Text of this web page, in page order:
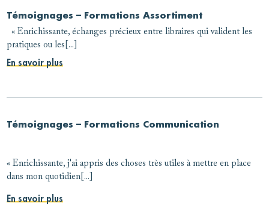
Témoignages – Formations Assortiment
« Enrichissante, échanges précieux entre libraires qui valident les
pratiques ou les[...]
En savoir plus
Témoignages – Formations Communication
« Enrichissante, j'ai appris des choses très utiles à mettre en place
dans mon quotidien[...]
En savoir plus